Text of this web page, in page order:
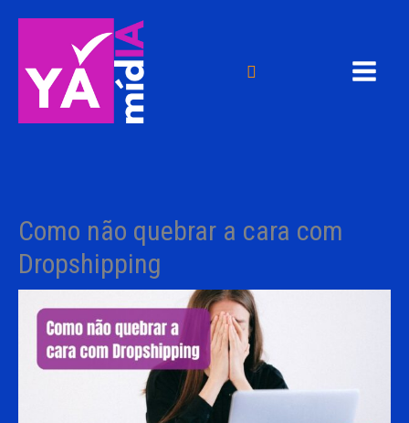
conteúdo
Pesquisar
Como não quebrar a cara com
Dropshipping